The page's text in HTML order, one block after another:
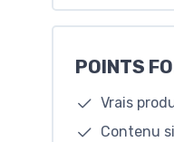
POINTS
Vrais
Contenu